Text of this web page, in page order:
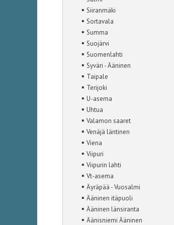
▪ Siiranmäki
▪ Sortavala
▪ Summa
▪ Suojärvi
▪ Suomenlahti
▪ Syväri - Ääninen
▪ Taipale
▪ Terijoki
▪ U-asema
▪ Uhtua
▪Valamon saaret
▪Venäjä läntinen
▪Viena
▪Viipuri
▪Viipurin lahti
▪Vt-asema
▪Äyräpää - Vuosalmi
▪Ääninen itäpuoli
▪Ääninen länsiranta
▪Äänisniemi Ääninen